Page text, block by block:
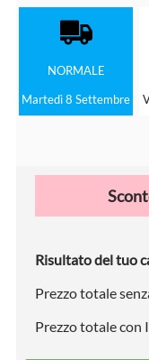
NORMALE
Martedì 8 Settembre
Risultato del tuo
Prezzo totale
Prezzo totale con